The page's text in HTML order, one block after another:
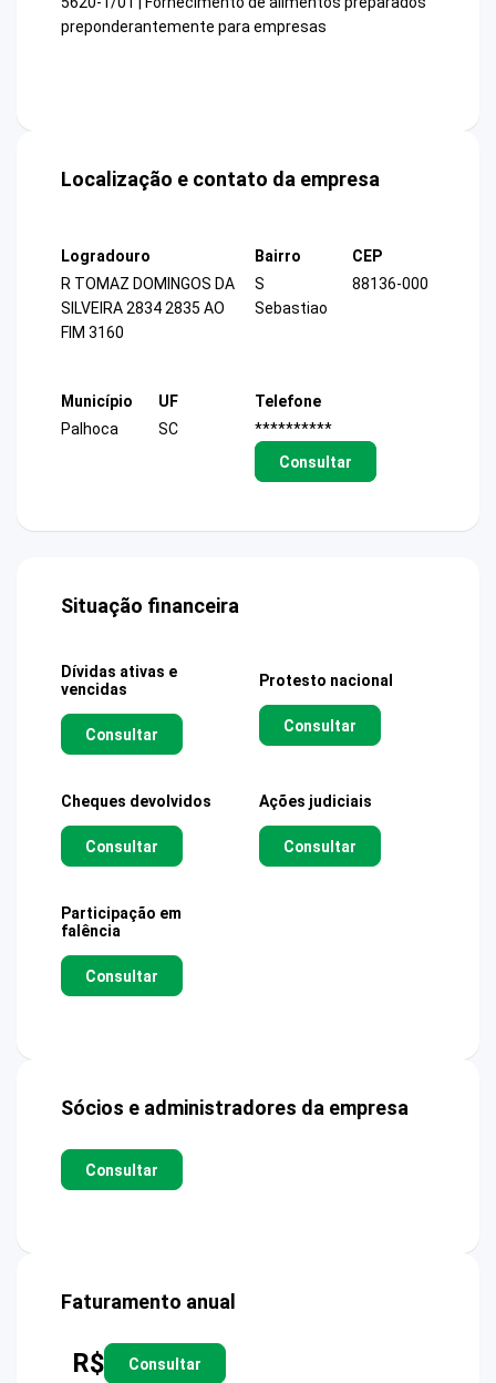
preponderantemente para empresas
Localização e contato da empresa
Logradouro
R TOMAZ DOMINGOS DA
SILVEIRA 2834 2835 AO
FIM 3160
Bairro
S
Sebastiao
CEP
88136-000
Município
Palhoca
UF
SC
Telefone
**********
Consultar
Situação financeira
Dívidas ativas e
vencidas
Consultar
Protesto nacional
Consultar
Cheques devolvidos
Consultar
Ações judiciais
Consultar
Participação em
falência
Consultar
Sócios e administradores da empresa
Consultar
Faturamento anual
R$ Consultar